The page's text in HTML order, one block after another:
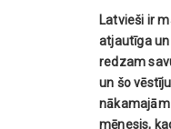
Latvieši ir
atjautīga
redzam
un šo
mēnesis,